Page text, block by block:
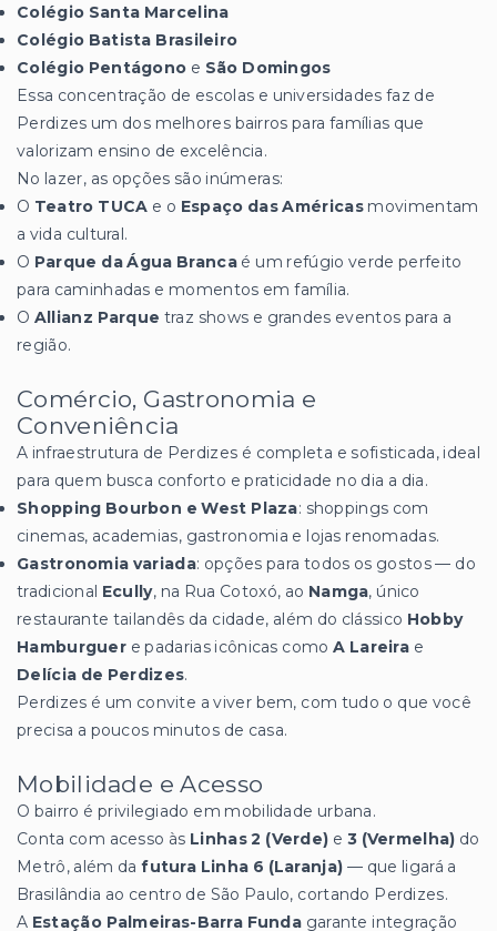
Colégio Santa Marcelina
Colégio Batista Brasileiro
Colégio Pentágono e São Domingos
Essa concentração de escolas e universidades faz de
Perdizes um dos melhores bairros para famílias que
valorizam ensino de excelência.
No lazer, as opções são inúmeras:
O Teatro TUCA e o Espaço das Américasmovimentam
a vida cultural.
O Parque da Água Brancaé um refúgio verde perfeito
para caminhadas e momentos em família.
O Allianz Parque traz shows e grandes eventos para a
região.
Comércio, Gastronomia e
Conveniência
A infraestrutura de Perdizes é completa e sofisticada, ideal
para quem busca conforto e praticidade no dia a dia.
Shopping Bourbon e West Plaza: shoppings com
cinemas, academias, gastronomia e lojas renomadas.
Gastronomia variada: opções para todos os gostos — do
tradicional Ecully, na Rua Cotoxó, ao Namga, único
restaurante tailandês da cidade, além do clássico Hobby
Hamburguer e padarias icônicas comoA Lareira e
Delícia de Perdizes.
Perdizes é um convite a viver bem, com tudo o que você
precisa a poucos minutos de casa.
Mobilidade e Acesso
O bairro é privilegiado em mobilidade urbana.
Conta com acesso às Linhas 2 (Verde) e 3 (Vermelha) do
Metrô, além dafutura Linha 6 (Laranja) — que ligará a
Brasilândia ao centro de São Paulo, cortando Perdizes.
A Estação Palmeiras-Barra Funda garante integração